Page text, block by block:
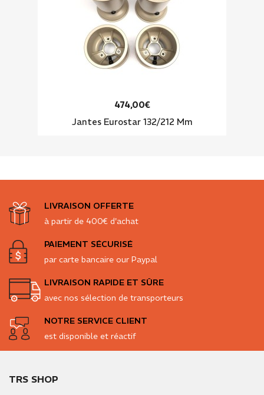
474,00€
Jantes Eurostar 132/212 Mm
LIVRAISON OFFERTE
à partir de 400€ d'achat
PAIEMENT SÉCURISÉ
par carte bancaire our Paypal
LIVRAISON RAPIDE ET SÛRE
avec nos sélection de transporteurs
NOTRE SERVICE CLIENT
est disponible et réactif
TRS SHOP